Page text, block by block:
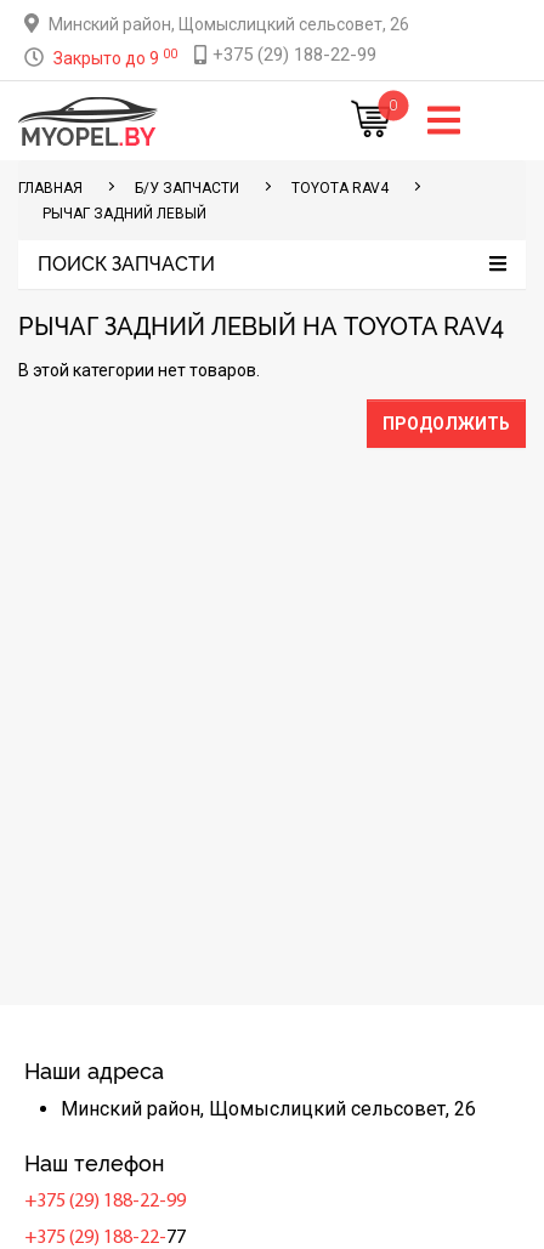
Минский район, Щомыслицкий сельсовет, 26
Закрыто до 9 00 +375 (29) 188-22-99
0
ГЛАВНАЯ Б/У ЗАПЧАСТИ
TOYOTA RAV4
РЫЧАГ ЗАДНИЙ ЛЕВЫЙ
ПОИСК ЗАПЧАСТИ
РЫЧАГ ЗАДНИЙ ЛЕВЫЙ НА TOYOTA RAV4
В этой категории нет товаров.
ПРОДОЛЖИТЬ
Наши адреса
Минский район, Щомыслицкий сельсовет, 26
Наш телефон
+375 (29) 188-22-99
+375 (29) 188-22-77